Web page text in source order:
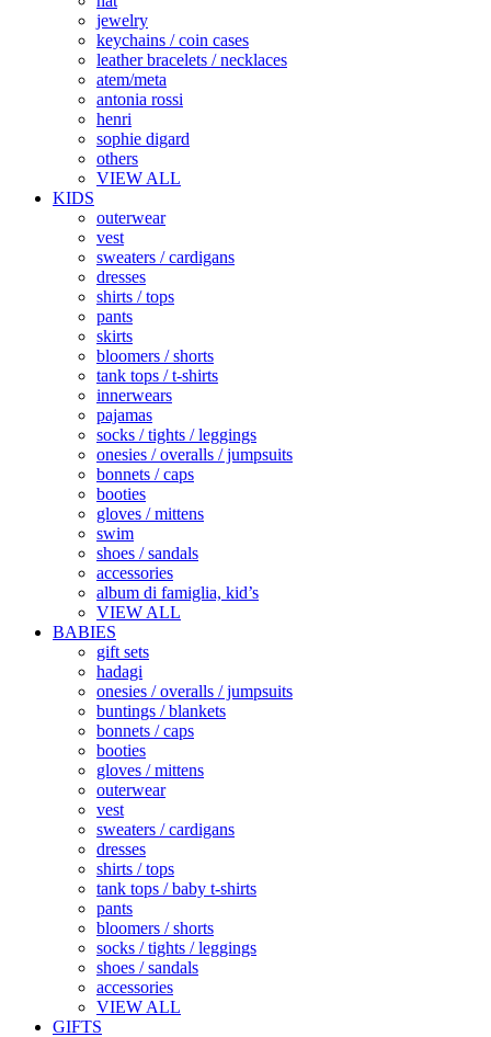
jewelry
keychains / coin cases
leather bracelets / necklaces
atem/meta
antonia rossi
henri
sophie digard
others
VIEW ALL
KIDS
outerwear
vest
sweaters / cardigans
dresses
shirts / tops
pants
skirts
bloomers / shorts
tank tops / t-shirts
innerwears
pajamas
socks / tights / leggings
onesies / overalls / jumpsuits
bonnets / caps
booties
gloves / mittens
swim
shoes / sandals
accessories
album di famiglia, kid’s
VIEW ALL
BABIES
gift sets
hadagi
onesies / overalls / jumpsuits
buntings / blankets
bonnets / caps
booties
gloves / mittens
outerwear
vest
sweaters / cardigans
dresses
shirts / tops
tank tops / baby t-shirts
pants
bloomers / shorts
socks / tights / leggings
shoes / sandals
accessories
VIEW ALL
GIFTS